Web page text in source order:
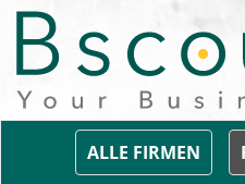
ALLE FIRMEN